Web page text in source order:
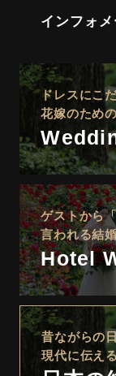
インフォ
ドレスにこ
花嫁のため
ゲストから
言われる結
Hotel
昔ながらの
現代に伝え